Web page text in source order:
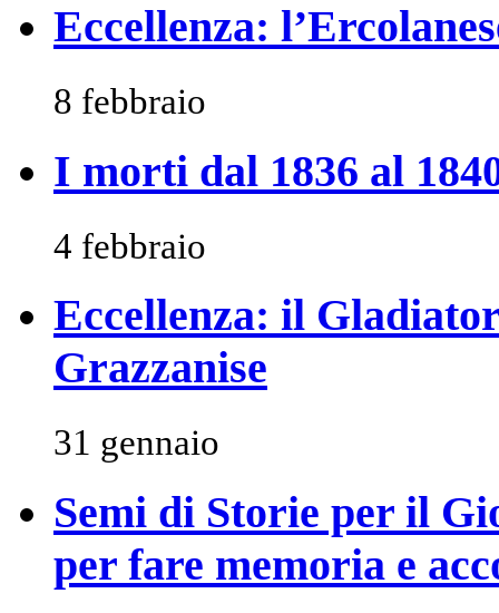
Eccellenza:
8 febbraio
I morti dal 1836 al
4 febbraio
Eccellenza: il
Grazzanise
31 gennaio
Semi di Storie per il
per fare memoria e